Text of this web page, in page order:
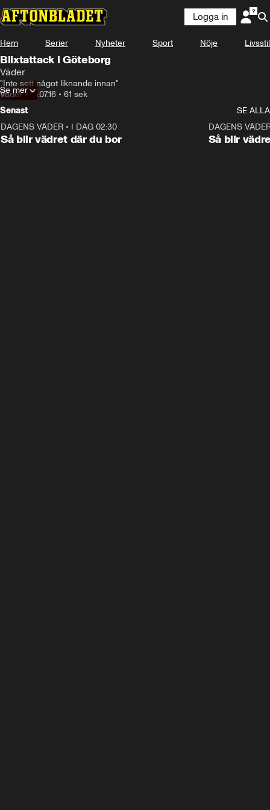
Logga in
Hem Serier Nyheter Sport Nöje Livsstil
Blixtattack i Göteborg
Väder
"Inte sett något liknande innan"
Väder• 18.07.16 • 61 sek
Se mer
Senast
SE ALLA
DAGENS VÄDER • I DAG 02:30
Så blir vädret där du bor
DAGENS
Så blir